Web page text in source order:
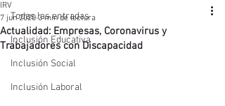
Todas las entradas
Inclusión Educativa
Inclusión Social
Inclusión Laboral
Actualidad: Empresas, Coronavirus y
Trabajadores con Discapacidad
IRV
7 jun 2020 3 min de lectura